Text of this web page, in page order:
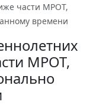
части МРОТ,
времени
МРОТ,